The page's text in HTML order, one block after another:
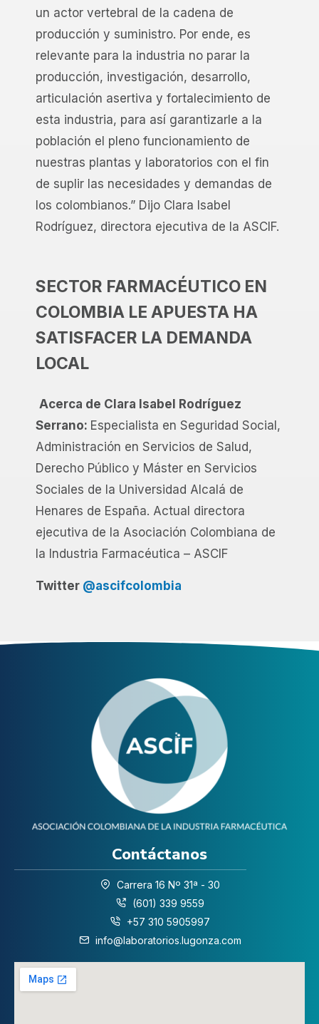
un actor vertebral de la cadena de
producción y suministro. Por ende, es
relevante para la industria no parar la
producción, investigación, desarrollo,
articulación asertiva y fortalecimiento de
esta industria, para así garantizarle a la
población el pleno funcionamiento de
nuestras plantas y laboratorios con el fin
de suplir las necesidades y demandas de
los colombianos.” Dijo Clara Isabel
Rodríguez, directora ejecutiva de la ASCIF.
SECTOR FARMACÉUTICO EN
COLOMBIA LE APUESTA HA
SATISFACER LA DEMANDA
LOCAL
Acerca de Clara Isabel Rodríguez
Serrano: Especialista en Seguridad Social,
Administración en Servicios de Salud,
Derecho Público y Máster en Servicios
Sociales de la Universidad Alcalá de
Henares de España. Actual directora
ejecutiva de la Asociación Colombiana de
la Industria Farmacéutica – ASCIF
Twitter @ascifcolombia
Contáctanos
Carrera 16 Nº 31ª - 30
(601) 339 9559
+57 310 5905997
info@laboratorios.lugonza.com